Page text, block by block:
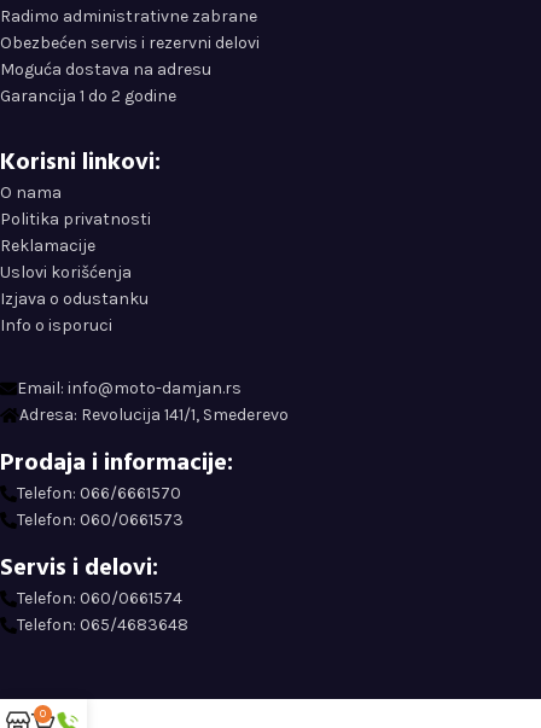
Radimo administrativne zabrane
Obezbećen servis i rezervni delovi
Moguća dostava na adresu
Garancija 1 do 2 godine
Korisni linkovi:
O nama
Politika privatnosti
Reklamacije
Uslovi korišćenja
Izjava o odustanku
Info o isporuci
Email: info@moto-damjan.rs
Adresa: Revolucija 141/1, Smederevo
Prodaja i informacije:
Telefon: 066/6661570
Telefon: 060/0661573
Servis i delovi:
Telefon: 060/0661574
Telefon: 065/4683648
0